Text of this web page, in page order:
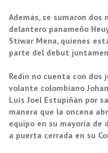
Además, se sumaron
delantero panameño
Stiwar Mena, quienes
parte del debut
Redín no cuenta con
volante colombiano
Luis Joel Estupiñán por
manera que la oncena
equipo en su mayoría
a puerta cerrada en su